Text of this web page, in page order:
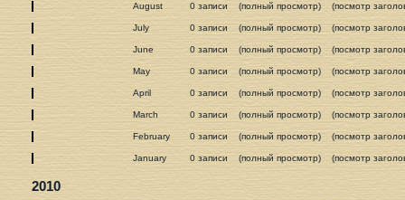
August 0 записи (полный просмотр) (посмотр
July 0 записи (полный просмотр) (посмотр
June 0 записи (полный просмотр) (посмотр
May 0 записи (полный просмотр) (посмотр
April 0 записи (полный просмотр) (посмотр
March 0 записи (полный просмотр) (посмотр
February 0 записи (полный просмотр) (посмотр
January 0 записи (полный просмотр) (посмотр
2010